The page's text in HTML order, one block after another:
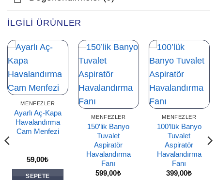
İLGILI ÜRÜNLER
MENFEZLER
Ayarlı Aç-Kapa
Havalandırma
Cam Menfezi
59,00₺
SEPETE
MENFEZLER
150’lik Banyo
Tuvalet
Aspiratör
Havalandırma
Fanı
599,00₺
MENFEZLER
100’lük Banyo
Tuvalet
Aspiratör
Havalandırma
Fanı
399,00₺